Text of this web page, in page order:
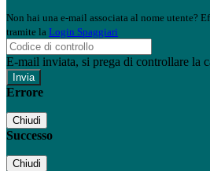
Non hai una e-mail associata al nome utente?
tramite la Login Spaggiari
E-mail inviata, si prega di controllare la
Errore
Chiudi
Successo
Chiudi